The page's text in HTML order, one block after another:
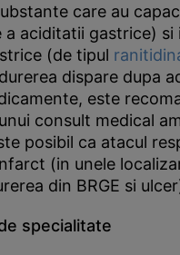
care au
a aciditatii gastrice) si
(de tipul
dispare dupa
este
consult medical
posibil ca atacul
(in unele
din BRGE si
specialitate